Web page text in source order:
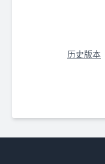
历史版本